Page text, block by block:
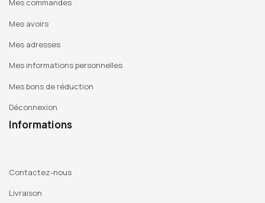
Mes commandes
Mes avoirs
Mes adresses
Mes informations personnelles
Mes bons de réduction
Déconnexion
Informations
Contactez-nous
Livraison